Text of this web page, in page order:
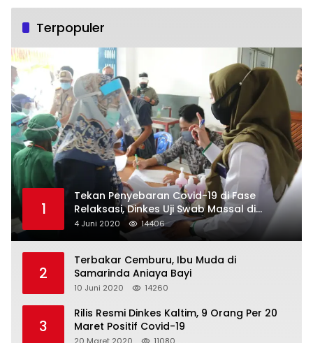
Terpopuler
1
Tekan Penyebaran Covid-19 di Fase
Relaksasi, Dinkes Uji Swab Massal di
Pelabuhan Samarinda
4 Juni 2020 14406
2
Terbakar Cemburu, Ibu Muda di
Samarinda Aniaya Bayi
10 Juni 2020 14260
3
Rilis Resmi Dinkes Kaltim, 9 Orang Per 20
Maret Positif Covid-19